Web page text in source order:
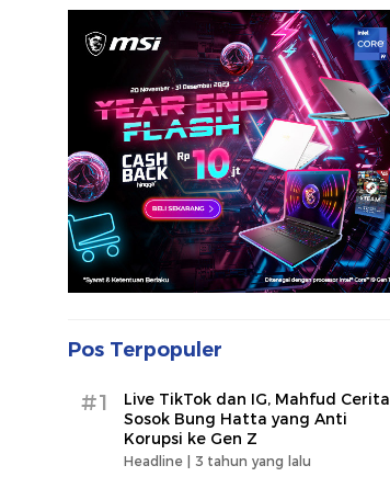
Pos Terpopuler
#1
Live TikTok dan IG, Mahfud Cerita
Sosok Bung Hatta yang Anti
Korupsi ke Gen Z
Headline | 3 tahun yang lalu